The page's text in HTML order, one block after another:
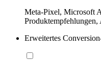
Meta-Pixel, Microsoft
Produktempfehlungen,
Erweitertes